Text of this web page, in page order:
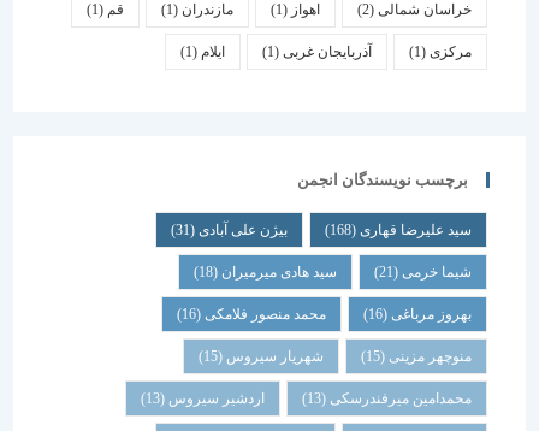
خراسان شمالی(2) اهواز مازندران(1) قم
(1) آذربایجان غربی(1) ایلام
برچسب نویسندگان انجمن
سید علیرضا قهاری(168) بیژن علی آبادی(31)
شیما خرمی(21) سید هادی میرمیران(18)
بهروز مرباغی (16) محمد منصور فلامکی (16)
منوچهر مزینی(15) شهریار سیروس(15)
محمدامین میرفندرسکی(13) اردشیر سیروس(13)